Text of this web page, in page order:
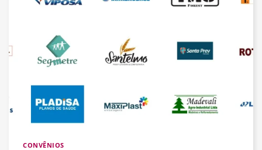
contra
CONVÊNIOS